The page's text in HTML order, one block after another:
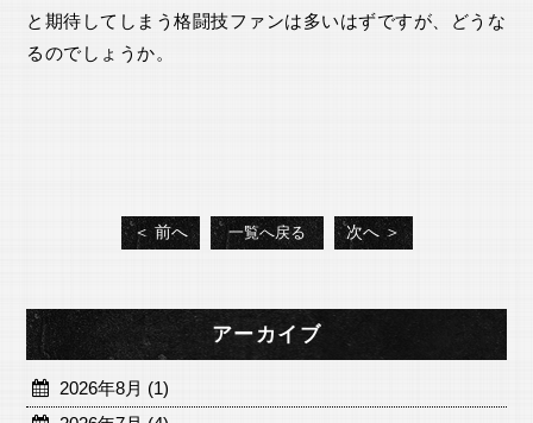
と期待してしまう格闘技ファンは多いはずですが、どうな
るのでしょうか。
＜ 前へ 一覧へ戻る 次へ ＞
アーカイブ
2026年8月 (1)